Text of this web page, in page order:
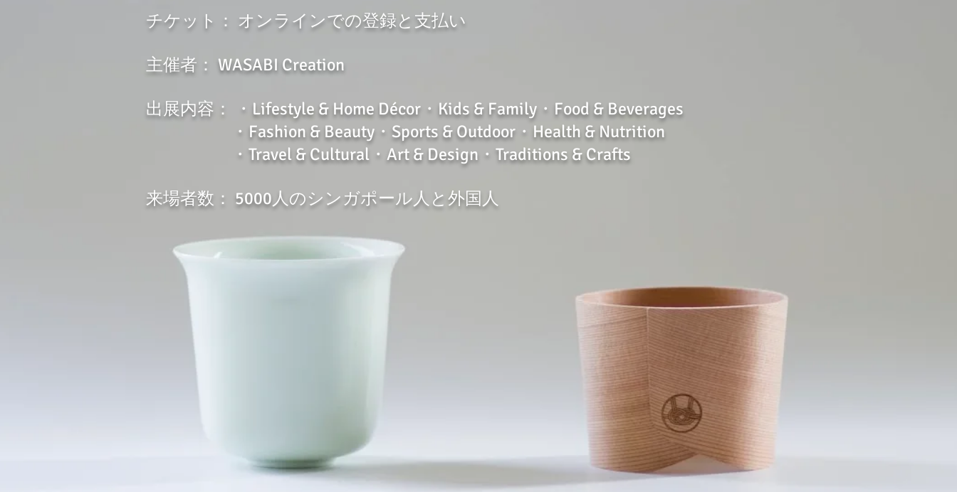
チケット： オンラインでの登録と支払い
主催者： WASABI Creation
出展内容： ・Lifestyle & Home Décor・Kids & Family・Food & Beverages
・Fashion & Beauty・Sports & Outdoor・Health & Nutrition
・Travel & Cultural・Art & Design・Traditions & Crafts
来場者数： 5000人のシンガポール人と外国人